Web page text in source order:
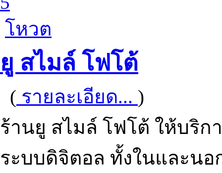
โหวต
ยู สไมล์ โฟโต้
( รายละเอียด... )
ร้านยู สไมล์ โฟโต้ ให้บริ
ระบบดิจิตอล ทั้งในและน